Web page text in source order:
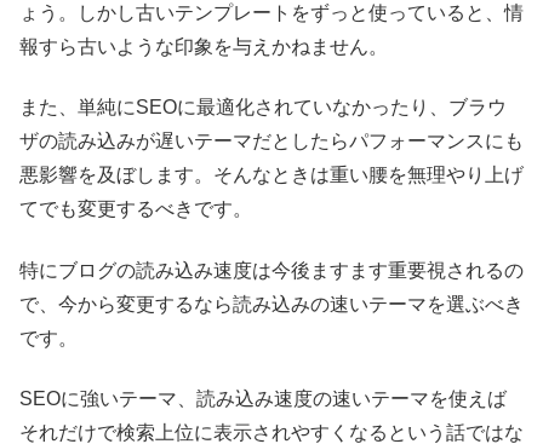
ょう。しかし古いテンプレートをずっと使っていると、情
報すら古いような印象を与えかねません。
また、単純にSEOに最適化されていなかったり、ブラウ
ザの読み込みが遅いテーマだとしたらパフォーマンスにも
悪影響を及ぼします。そんなときは重い腰を無理やり上げ
てでも変更するべきです。
特にブログの読み込み速度は今後ますます重要視されるの
で、今から変更するなら読み込みの速いテーマを選ぶべき
です。
SEOに強いテーマ、読み込み速度の速いテーマを使えば
それだけで検索上位に表示されやすくなるという話ではな